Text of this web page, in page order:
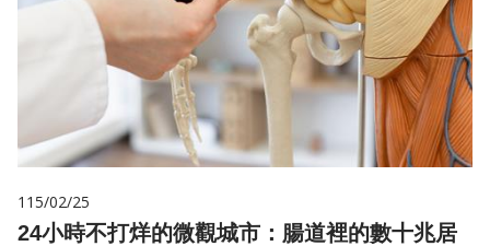
115/02/25
24小時不打烊的微觀城市：腸道裡的數十兆居